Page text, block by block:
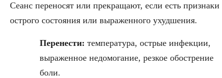
Сеанс переносят или прекращают, если есть признаки
острого состояния или выраженного ухудшения.
Перенести: температура, острые инфекции,
выраженное недомогание, резкое обострение
боли.